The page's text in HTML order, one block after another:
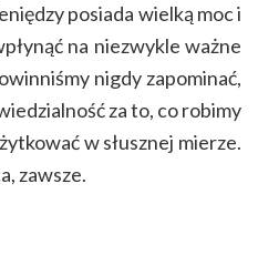
posiada wielką moc i
na niezwykle ważne
nigdy zapominać,
za to, co robimy
w słusznej mierze.
zawsze.